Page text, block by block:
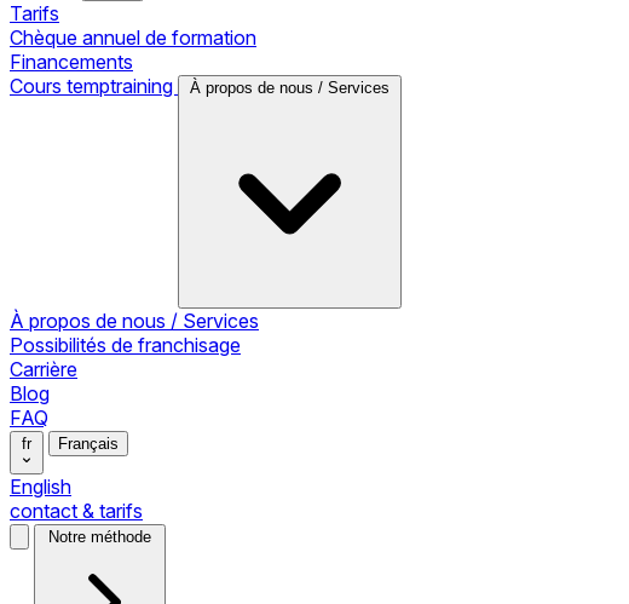
Tarifs
Chèque annuel de formation
Financements
Cours temptraining
À propos de nous / Services
À propos de nous / Services
Possibilités de franchisage
Carrière
Blog
FAQ
fr Français
English
contact & tarifs
Notre méthode